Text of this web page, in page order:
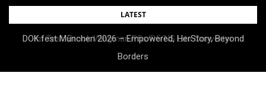
Skip
content
LATEST
Im Test: Brook Wingman P5s/P5/NS Lite Converter
DOK.fest München 2026 – Empowered, HerStory, Beyond
Borders